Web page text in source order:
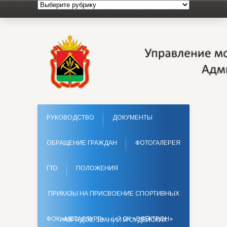
РУКОВОДСТВО ДОКУМЕНТЫ
ОБРАЩЕНИЕ ГРАЖДАН ФОТОГАЛЕРЕЯ
ГТО ПОЛОЖЕНИЯ
ПРИКАЗЫ НА ПРИСВОЕНИЕ СПОРТИВНЫХ
РАЗРЯДОВ, ЗВАНИЙ И СУДЕЙСКИХ
ФОК «МЕТАЛЛУРГ» СК «ЭЛЕКТРОН»